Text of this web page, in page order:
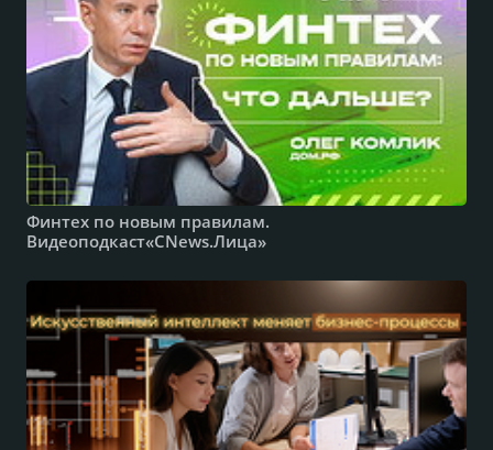
Финтех по новым правилам.
Видеоподкаст«CNews.Лица»